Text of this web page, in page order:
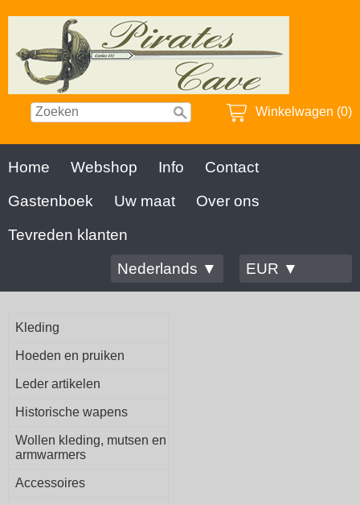
Winkelwagen (0)
Home Webshop Info
Contact
Gastenboek
Uw maat
Over ons
Tevreden klanten
Nederlands ▼
EUR ▼
Kleding
Hoeden en pruiken
Leder artikelen
Historische wapens
Wollen kleding, mutsen en
armwarmers
Accessoires